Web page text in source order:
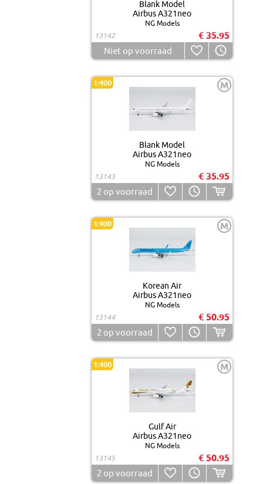
Blank Model
Airbus A321neo
NG Models
13142
€ 35.95
Niet op voorraad
1:400 M
Blank Model
Airbus A321neo
NG Models
13143
€ 35.95
2 op voorraad
1:400 M
Korean Air
Airbus A321neo
NG Models
13144
€ 50.95
2 op voorraad
1:400 M
Gulf Air
Airbus A321neo
NG Models
13145
€ 50.95
2 op voorraad